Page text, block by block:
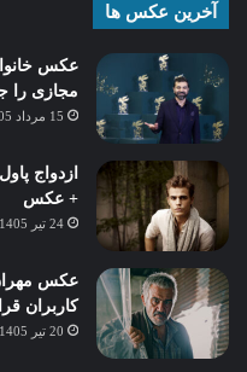
آخرین عکس ها
عکس
مجازی را
15 مرداد 1405
ازدواج
+ عکس
24 تیر 1405
عکس
کاربران
20 تیر 1405